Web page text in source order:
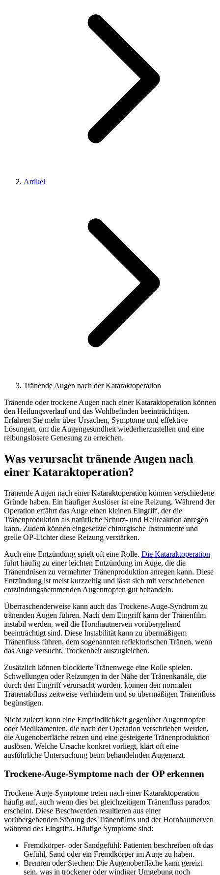
Artikel
Tränende Augen nach der Kataraktoperation
Tränende oder trockene Augen nach einer Kataraktoperation können
den Heilungsverlauf und das Wohlbefinden beeinträchtigen.
Erfahren Sie mehr über Ursachen, Symptome und effektive
Lösungen, um die Augengesundheit wiederherzustellen und eine
reibungslosere Genesung zu erreichen.
Was verursacht tränende Augen nach
einer Kataraktoperation?
Tränende Augen nach einer Kataraktoperation können verschiedene
Gründe haben. Ein häufiger Auslöser ist eine Reizung. Während der
Operation erfährt das Auge einen kleinen Eingriff, der die
Tränenproduktion als natürliche Schutz- und Heilreaktion anregen
kann. Zudem können eingesetzte chirurgische Instrumente und
grelle OP-Lichter diese Reizung verstärken.
Auch eine Entzündung spielt oft eine Rolle. Die Kataraktoperation
führt häufig zu einer leichten Entzündung im Auge, die die
Tränendrüsen zu vermehrter Tränenproduktion anregen kann. Diese
Entzündung ist meist kurzzeitig und lässt sich mit verschriebenen
entzündungshemmenden Augentropfen gut behandeln.
Überraschenderweise kann auch das Trockene-Auge-Syndrom zu
tränenden Augen führen. Nach dem Eingriff kann der Tränenfilm
instabil werden, weil die Hornhautnerven vorübergehend
beeinträchtigt sind. Diese Instabilität kann zu übermäßigem
Tränenfluss führen, dem sogenannten reflektorischen Tränen, wenn
das Auge versucht, Trockenheit auszugleichen.
Zusätzlich können blockierte Tränenwege eine Rolle spielen.
Schwellungen oder Reizungen in der Nähe der Tränenkanäle, die
durch den Eingriff verursacht wurden, können den normalen
Tränenabfluss zeitweise verhindern und so übermäßigen Tränenfluss
begünstigen.
Nicht zuletzt kann eine Empfindlichkeit gegenüber Augentropfen
oder Medikamenten, die nach der Operation verschrieben werden,
die Augenoberfläche reizen und eine gesteigerte Tränenproduktion
auslösen. Welche Ursache konkret vorliegt, klärt oft eine
ausführliche Untersuchung beim behandelnden Augenarzt.
Trockene-Auge-Symptome nach der OP erkennen
Trockene-Auge-Symptome treten nach einer Kataraktoperation
häufig auf, auch wenn dies bei gleichzeitigem Tränenfluss paradox
erscheint. Diese Beschwerden resultieren aus einer
vorübergehenden Störung des Tränenfilms und der Hornhautnerven
während des Eingriffs. Häufige Symptome sind:
Fremdkörper- oder Sandgefühl: Patienten beschreiben oft das
Gefühl, Sand oder ein Fremdkörper im Auge zu haben.
Brennen oder Stechen: Die Augenoberfläche kann gereizt
sein, was in trockener oder windiger Umgebung noch